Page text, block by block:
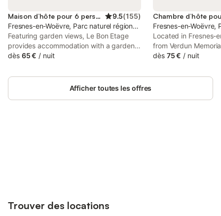
Maison d’hôte pour 6 personnes 9.5(155)
Fresnes-en-Woëvre, Parc naturel régional de Lorraine
Featuring garden views, Le Bon Etage
provides accommodation with a garden
and a patio, around 22 km from Verdun
a balcony, table tennis, free private
parking and free WiFi.
dès 65 € / nuit
Fresnes-en-Woëvre,
Located in Fresnes-
from Verdun
& Gîtes La
private parking, a
dès 75 € / nuit
Afficher toutes les offres
Trouver des locations